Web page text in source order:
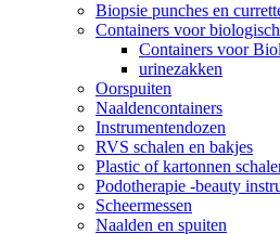
Biopsie punches en
Containers voor
Containers voor
urinezakken
Oorspuiten
Naaldencontainers
Instrumentendozen
RVS schalen en bakjes
Plastic of kartonnen
Podotherapie -beauty
Scheermessen
Naalden en spuiten